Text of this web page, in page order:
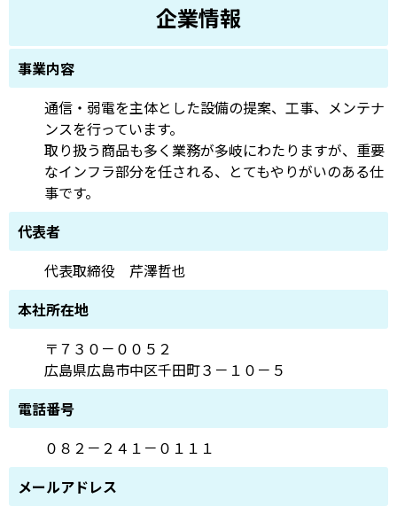
企業情報
事業内容
通信・弱電を主体とした設備の提案、工事、メンテナ
ンスを行っています。
取り扱う商品も多く業務が多岐にわたりますが、重要
なインフラ部分を任される、とてもやりがいのある仕
事です。
代表者
代表取締役 芹澤哲也
本社所在地
〒７３０－００５２
広島県広島市中区千田町３－１０－５
電話番号
０８２－２４１－０１１１
メールアドレス